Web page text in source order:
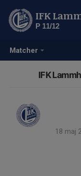
Matcher
IFK
P 11/12
IFK
18 maj